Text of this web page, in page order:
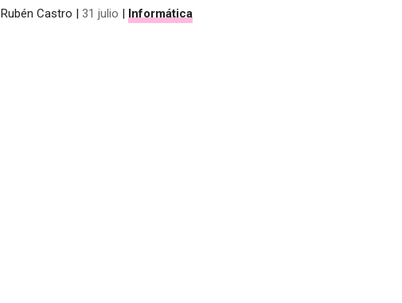
Rubén Castro | 31 julio | Informática